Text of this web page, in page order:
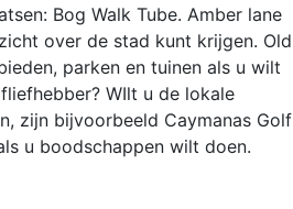
Bog Walk Tube. Amber lane
over de stad kunt krijgen. Old
parken en tuinen als u wilt
WIlt u de lokale
zijn bijvoorbeeld Caymanas Golf
u boodschappen wilt doen.